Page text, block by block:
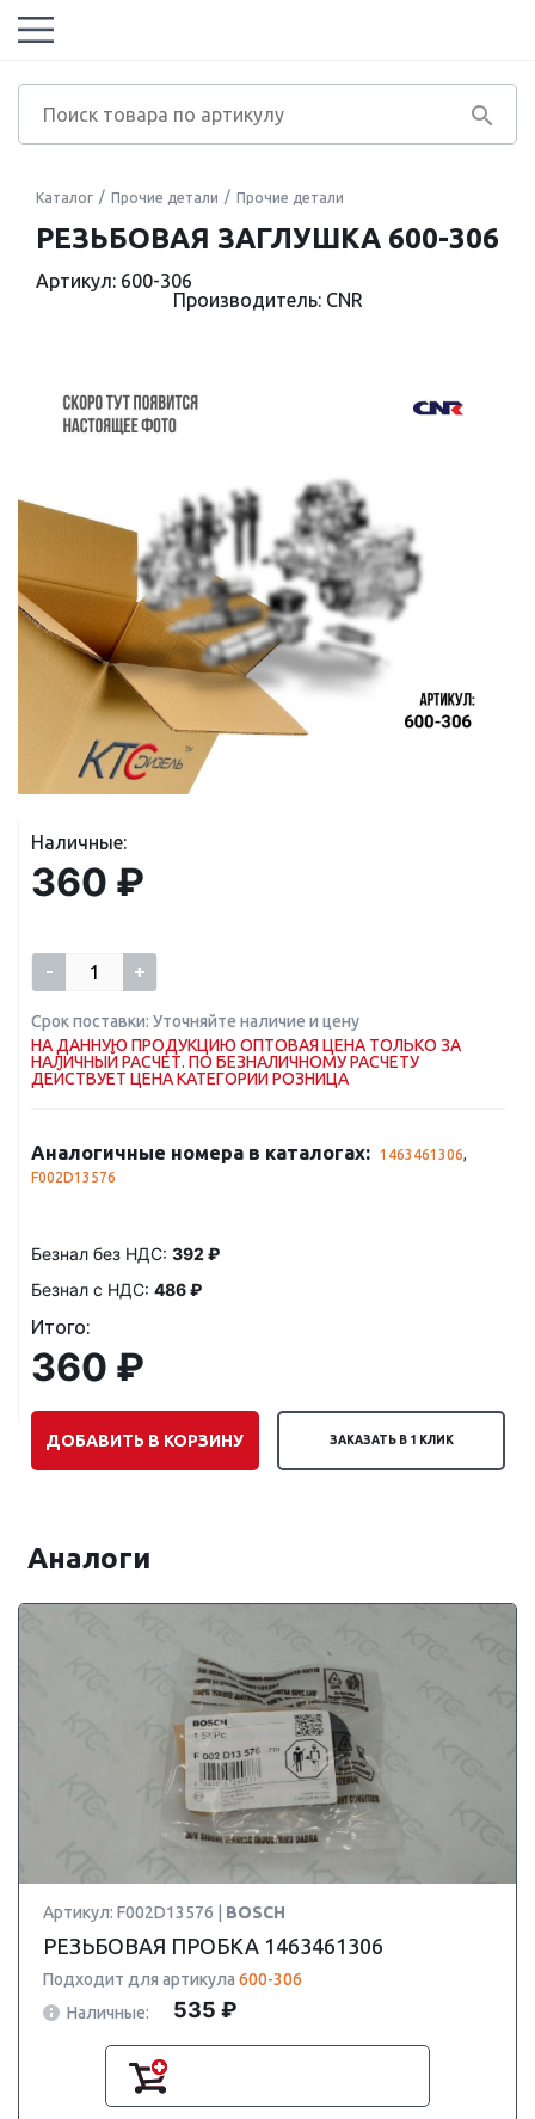
Каталог Прочие детали Прочие детали
РЕЗЬБОВАЯ ЗАГЛУШКА 600-306
Артикул: 600-306
Производитель: CNR
Наличные:
360 ₽
- +
Срок поставки: Уточняйте наличие и цену
НА ДАННУЮ ПРОДУКЦИЮ ОПТОВАЯ ЦЕНА ТОЛЬКО ЗА
НАЛИЧНЫЙ РАСЧЕТ. ПО БЕЗНАЛИЧНОМУ РАСЧЕТУ
ДЕЙСТВУЕТ ЦЕНА КАТЕГОРИИ РОЗНИЦА
Аналогичные номера в каталогах: 1463461306,
F002D13576
Безнал без НДС: 392 ₽
Безнал с НДС: 486 ₽
Итого:
360 ₽
ДОБАВИТЬ В КОРЗИНУ ЗАКАЗАТЬ В 1 КЛИК
Аналоги
Артикул: F002D13576 | BOSCH
РЕЗЬБОВАЯ ПРОБКА 1463461306
Подходит для артикула 600-306
Наличные:
535 ₽